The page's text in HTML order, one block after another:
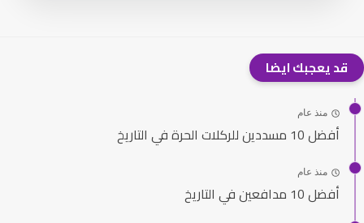
قد يعجبك ايضا
منذ عام
أفضل 10 مسددين للركلات الحرة في التاريخ
منذ عام
أفضل 10 مدافعين في التاريخ